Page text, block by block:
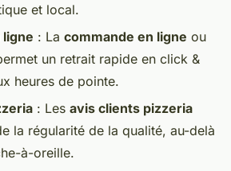
et local.
ligne : La commande en ligne ou
un retrait rapide en click &
heures de pointe.
: Les avis clients pizzeria
la régularité de la qualité, au-delà
à-oreille.